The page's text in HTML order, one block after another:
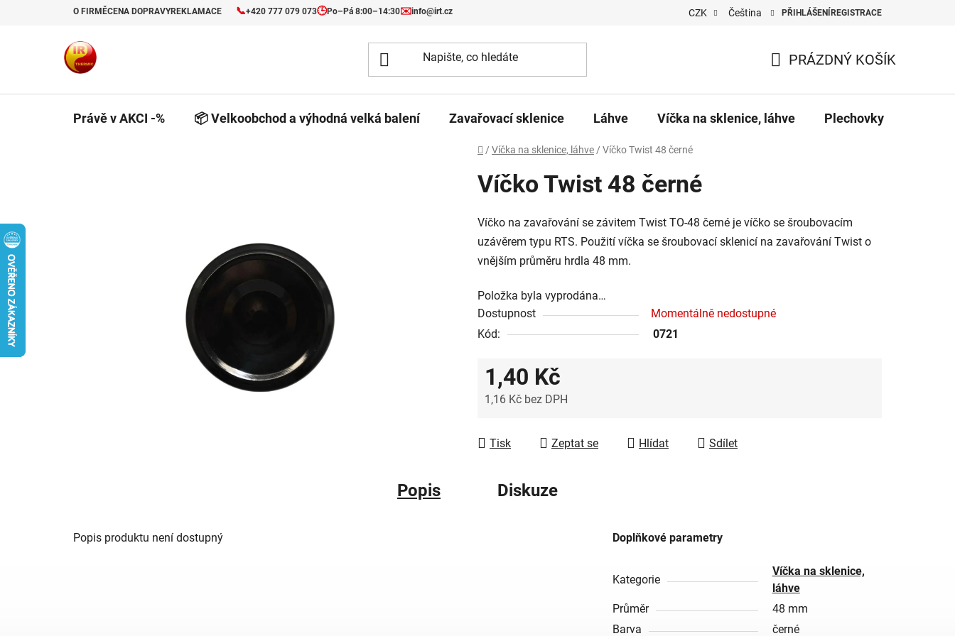
O FIRMĚCENA DOPRAVYREKLAMACE 📞+420 777 079 073🕒Po–Pá 8:00–14:30✉️info@irt.cz CZK Čeština PŘIHLÁŠENÍ REGISTRACE
KOŠÍK
PRÁZDNÝ KOŠÍK
Právě v AKCI -% 📦 Velkoobchod a výhodná velká balení Zavařovací sklenice Láhve Víčka na sklenice, láhve Plechovky
Domů
/ Víčka na sklenice, láhve / Víčko Twist 48 černé
Víčko Twist 48 černé
Víčko na zavařování se závitem Twist TO-48 černé je víčko se šroubovacím
uzávěrem typu RTS. Použití víčka se šroubovací sklenicí na zavařování Twist o
vnějším průměru hrdla 48 mm.
Položka byla vyprodána…
Dostupnost
Momentálně nedostupné
Kód:
0721
1,40 Kč
1,16 Kč bez DPH
Tisk
Zeptat se Hlídat Sdílet
Popis Diskuze
Popis produktu není dostupný Doplňkové parametry
Kategorie
Víčka na sklenice,
láhve
Průměr
48 mm
Barva
černé